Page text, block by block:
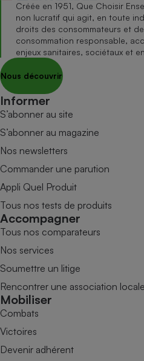
Créée en 1951, Que Choisir
non lucratif qui agit, en toute
droits des consommateurs et
consommation responsable,
enjeux sanitaires, sociétaux et
Nous découvrir
Informer
S’abonner au site
S’abonner au magazine
Nos newsletters
Commander une parution
Appli Quel Produit
Tous nos tests de produits
Accompagner
Tous nos comparateurs
Nos services
Soumettre un litige
Rencontrer une association locale
Mobiliser
Combats
Victoires
Devenir adhérent